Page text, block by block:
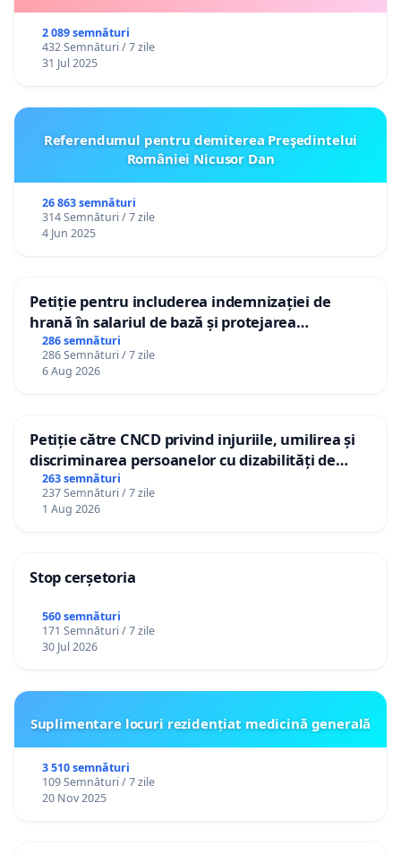
2 089 semnături
432 Semnături / 7 zile
31 Jul 2025
Referendumul pentru demiterea Preşedintelui
României Nicusor Dan
26 863 semnături
314 Semnături / 7 zile
4 Jun 2025
Petiție pentru includerea indemnizației de
hrană în salariul de bază și protejarea
gradațiilor de vechime pentru asistenții
personali
286 semnături
286 Semnături / 7 zile
6 Aug 2026
Petiție către CNCD privind injuriile, umilirea și
discriminarea persoanelor cu dizabilități de
către utilizatorul TikTok „Gorici”
263 semnături
237 Semnături / 7 zile
1 Aug 2026
Stop cerșetoria
560 semnături
171 Semnături / 7 zile
30 Jul 2026
Suplimentare locuri rezidențiat medicină generală
3 510 semnături
109 Semnături / 7 zile
20 Nov 2025